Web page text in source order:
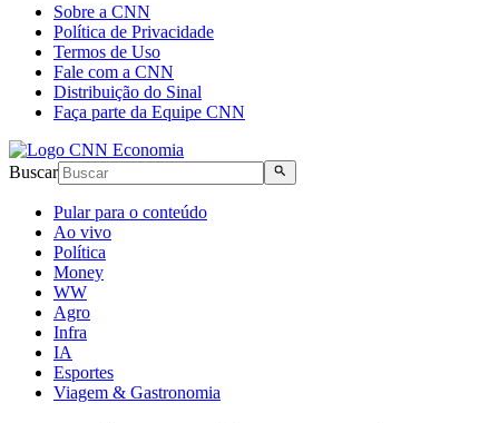
Sobre a CNN
Política de Privacidade
Termos de Uso
Fale com a CNN
Distribuição do Sinal
Faça parte da Equipe CNN
Buscar
Pular para o conteúdo
Ao vivo
Política
Money
WW
Agro
Infra
IA
Esportes
Viagem & Gastronomia